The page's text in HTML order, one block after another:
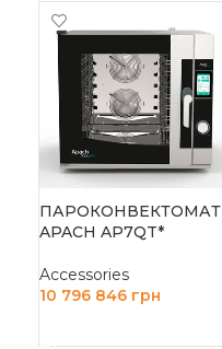
ПАРОКОНВЕКТОМАТ
APACH AP7QT*
Accessories
10 796 846 грн